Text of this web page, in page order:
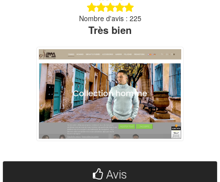
Nombre d'avis : 225
Très bien
Avis